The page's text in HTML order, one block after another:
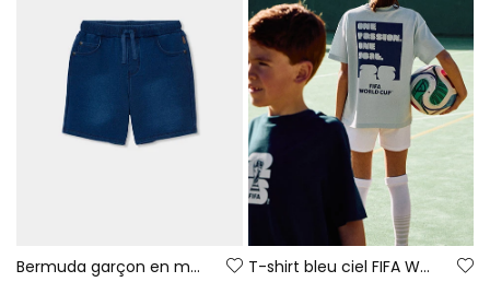
Bermuda garçon en molleton denim bleu T-shirt bleu ciel FIFA WORLD CUP 2026© X Boboli